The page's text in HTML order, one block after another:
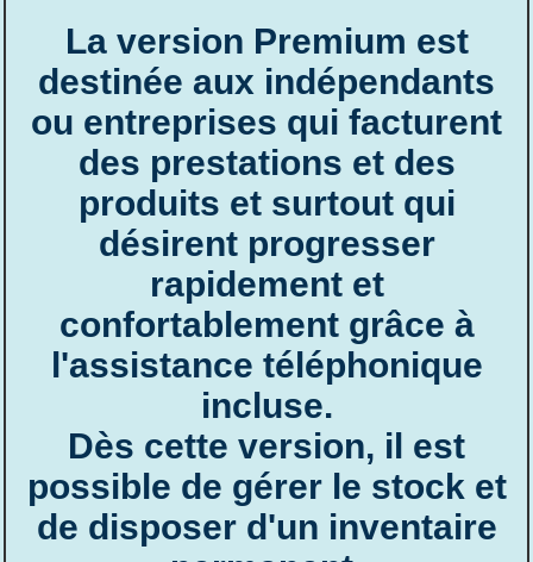
La version Premium est
destinée aux indépendants
ou entreprises qui facturent
des prestations et des
produits et surtout qui
désirent progresser
rapidement et
confortablement grâce à
l'assistance téléphonique
incluse.
Dès cette version, il est
possible de gérer le stock et
de disposer d'un inventaire